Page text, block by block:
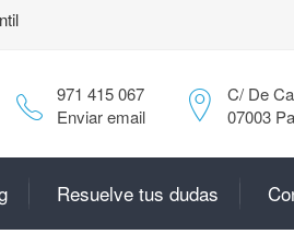
C/ De
07003
971 415 067
Enviar email
Resuelve tus dudas